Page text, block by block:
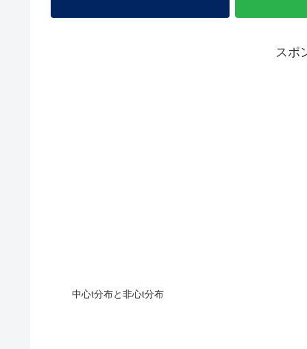
スポ
中心t分布と非心t分布